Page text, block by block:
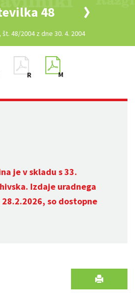
48
48/2004 z dne 30. 4. 2004
je v skladu s 33.
Izdaje uradnega
so dostopne